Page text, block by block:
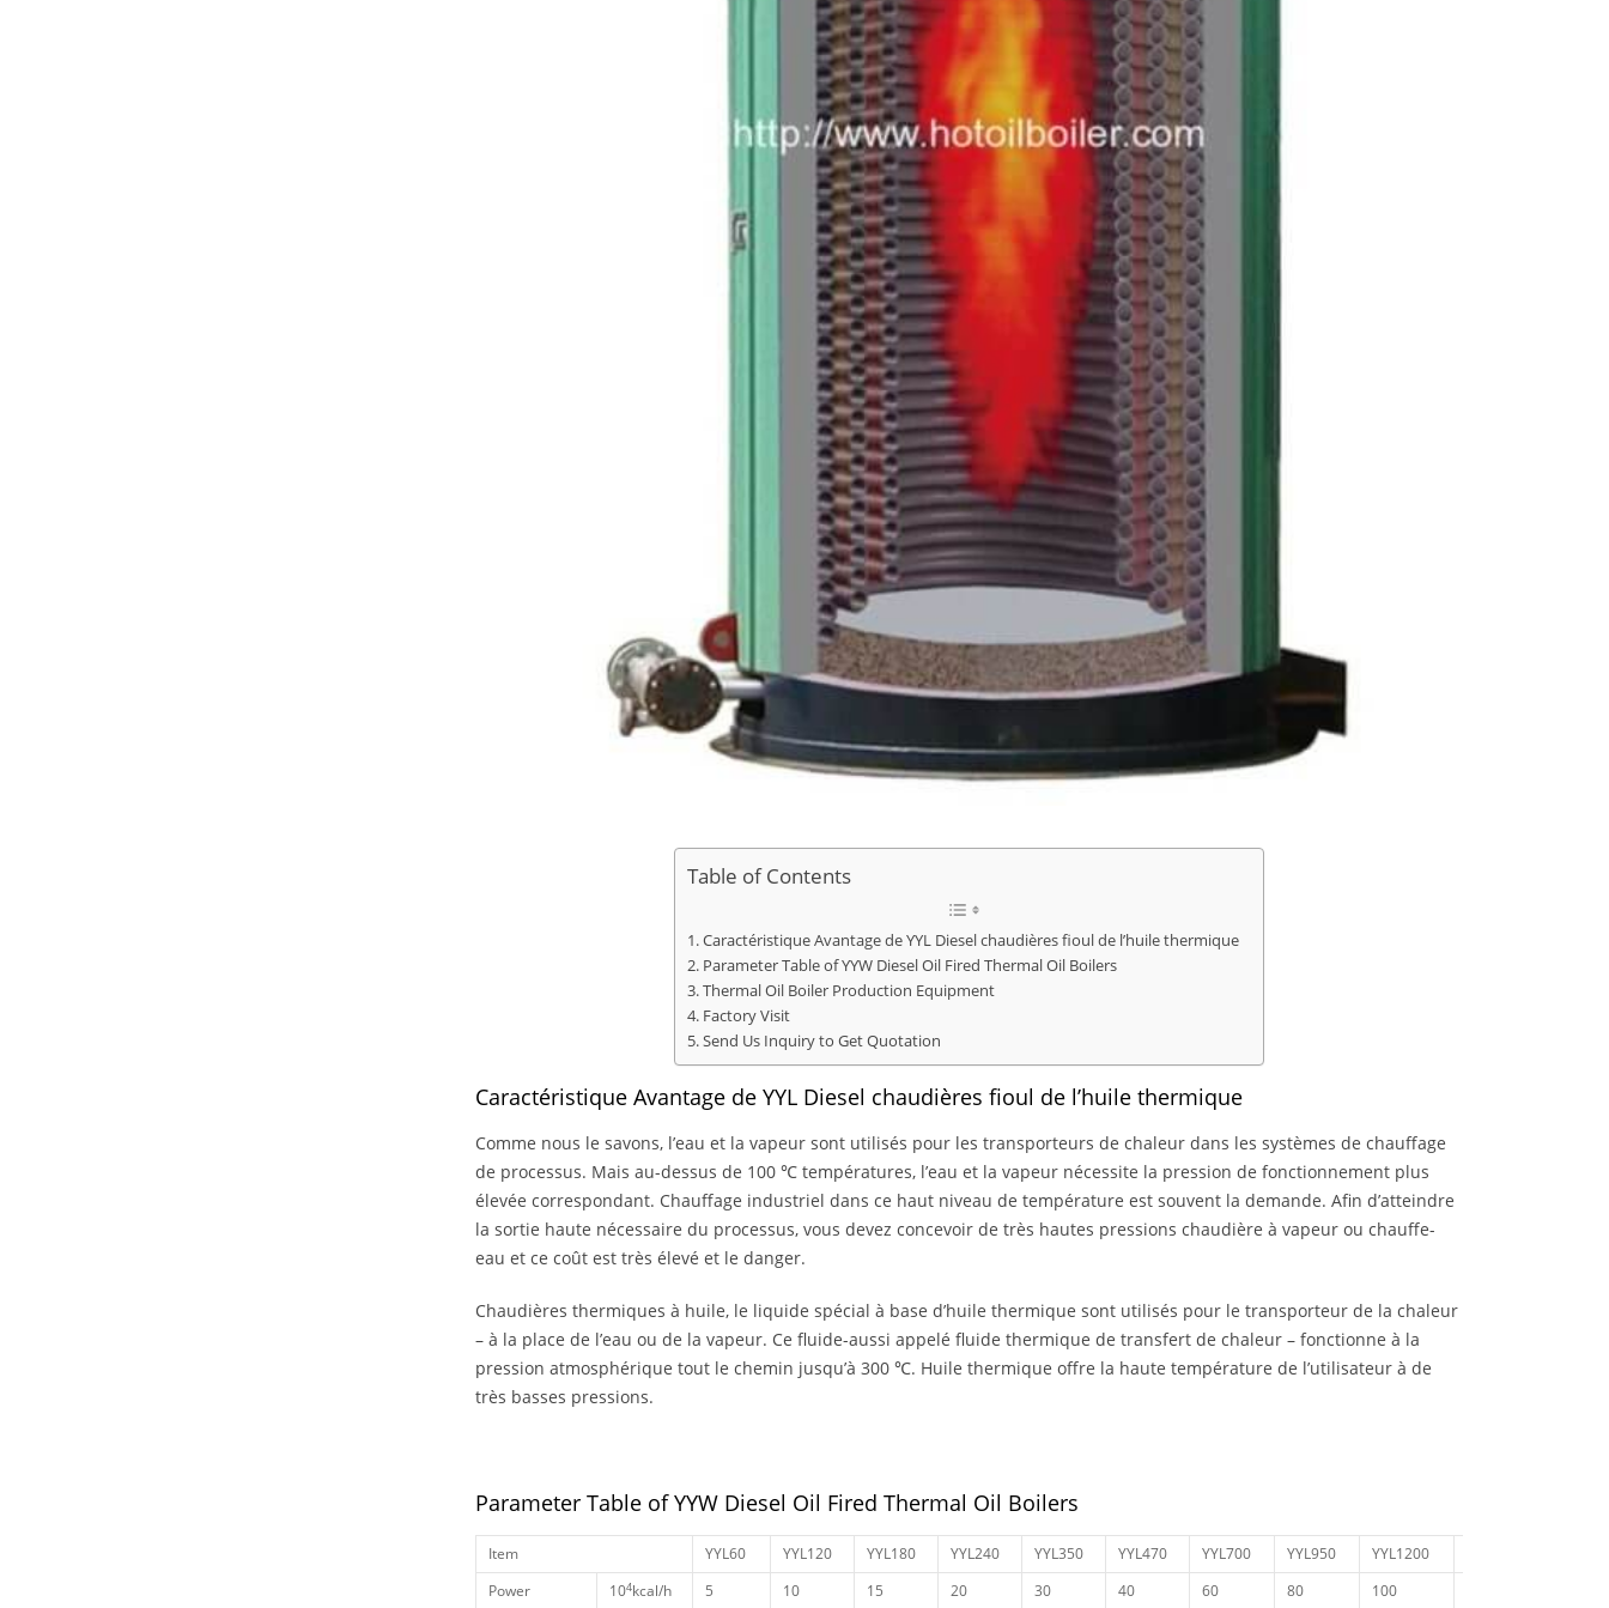
Table of Contents
Caractéristique Avantage de YYL Diesel chaudières fioul de l’huile thermique
Parameter Table of YYW Diesel Oil Fired Thermal Oil Boilers
Thermal Oil Boiler Production Equipment
Factory Visit
Send Us Inquiry to Get Quotation
Caractéristique Avantage de YYL Diesel chaudières fioul de l’huile thermique
Comme nous le savons, l’eau et la vapeur sont utilisés pour les transporteurs de chaleur dans les systèmes de chauffage
de processus. Mais au-dessus de 100 ℃ températures, l’eau et la vapeur nécessite la pression de fonctionnement plus
élevée correspondant. Chauffage industriel dans ce haut niveau de température est souvent la demande. Afin d’atteindre
la sortie haute nécessaire du processus, vous devez concevoir de très hautes pressions chaudière à vapeur ou chauffe-
eau et ce coût est très élevé et le danger.
Chaudières thermiques à huile, le liquide spécial à base d’huile thermique sont utilisés pour le transporteur de la chaleur
– à la place de l’eau ou de la vapeur. Ce fluide-aussi appelé fluide thermique de transfert de chaleur – fonctionne à la
pression atmosphérique tout le chemin jusqu’à 300 ℃. Huile thermique offre la haute température de l’utilisateur à de
très basses pressions.
Parameter Table of YYW Diesel Oil Fired Thermal Oil Boilers
Item YYL60 YYL120 YYL180 YYL240 YYL350 YYL470 YYL700 YYL950 YYL1200
Power
104kcal/h 5 10 15 20 30 40 60 80 100